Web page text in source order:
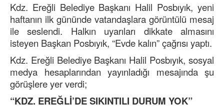
Kdz. Ereğli Belediye Başkanı Halil Posbıyık, yeni
haftanın ilk gününde vatandaşlara görüntülü mesaj
ile seslendi. Halkın uyarıları dikkate almasını
isteyen Başkan Posbıyık, “Evde kalın” çağrısı yaptı.
Kdz. Ereğli Belediye Başkanı Halil Posbıyık, sosyal
medya hesaplarından yayınladığı mesajında şu
görüşlere yer verdi;
“KDZ. EREĞLİ’DE SIKINTILI DURUM YOK”